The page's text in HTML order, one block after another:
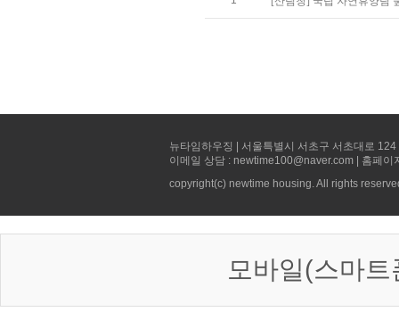
뉴타임하우징 | 서울특별시 서초구 서초대로
이메일 상담 : newtime100@naver.com | 홈페
copyright(c) newtime housing. All rights
모바일(스마